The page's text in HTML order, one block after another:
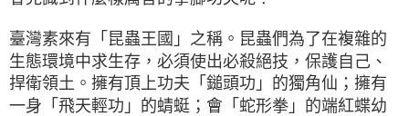
臺灣素來有「昆蟲王國」之稱。昆蟲們為了在複雜的
生態環境中求生存，必須使出必殺絕技，保護自己、
捍衛領土。擁有頂上功夫「鎚頭功」的獨角仙；擁有
一身「飛天輕功」的蜻蜓；會「蛇形拳」的端紅蝶幼